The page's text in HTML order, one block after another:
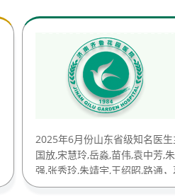
2025年6月份山东省级知名医
国放,宋慧玲,岳淼,苗伟,袁中芳,
强,张秀玲,朱靖宇,王绍昭,路通